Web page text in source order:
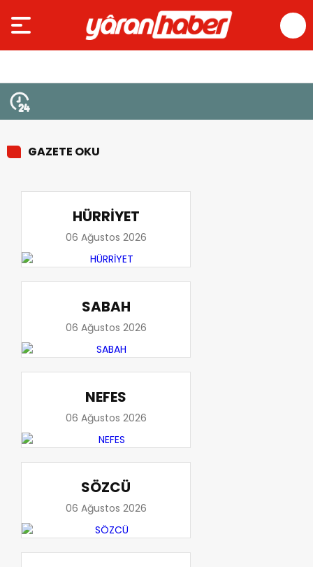
GAZETE OKU
HÜRRİYET
06 Ağustos 2026
SABAH
06 Ağustos 2026
NEFES
06 Ağustos 2026
SÖZCÜ
06 Ağustos 2026